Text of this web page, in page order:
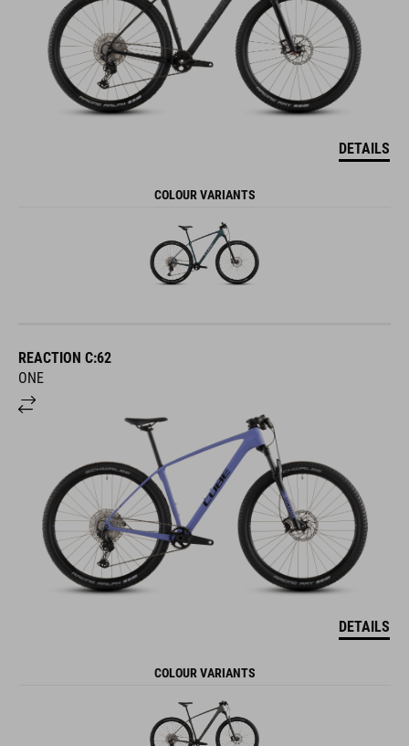
DETAILS
COLOUR VARIANTS
REACTION C:62
ONE
DETAILS
COLOUR VARIANTS